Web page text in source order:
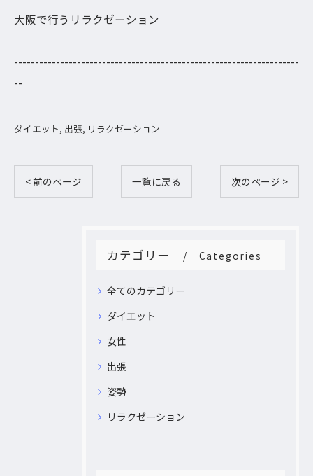
大阪で行うリラクゼーション
--------------------------------------------------------------------
--
ダイエット 出張 リラクゼーション
< 前のページ 一覧に戻る 次のページ >
カテゴリー Categories
全てのカテゴリー
ダイエット
女性
出張
姿勢
リラクゼーション